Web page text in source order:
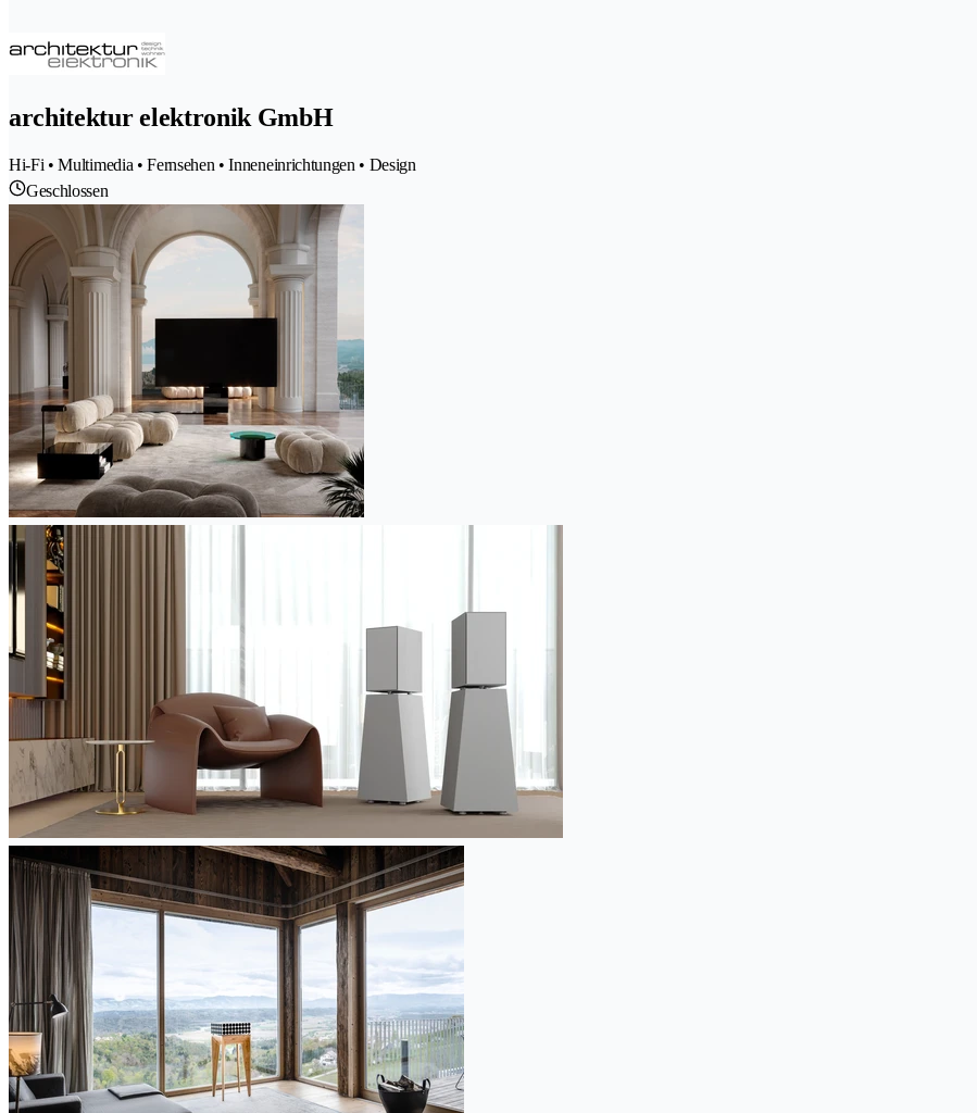
architektur elektronik GmbH
Hi-Fi • Multimedia • Fernsehen • Inneneinrichtungen • Design
Geschlossen